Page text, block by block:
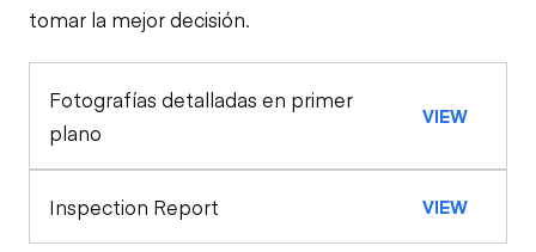
Seguridad
Gato
Apariencia General
Luces Exteriores
Estación de Control
Motor
Compresor de A/C
Tren de Potencia
tomar la mejor decisión.
Fotografías detalladas en primer
plano
VIEW
Inspection Report VIEW